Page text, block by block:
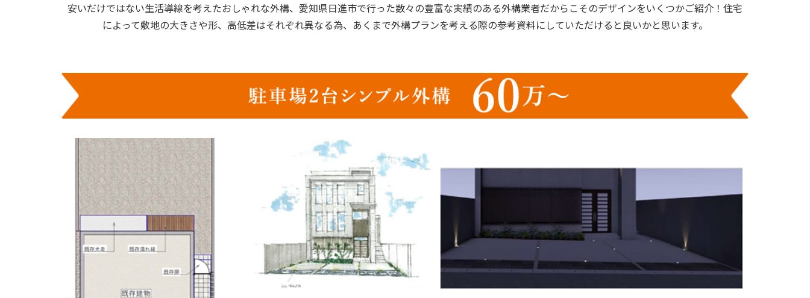
安いだけではない生活導線を考えたおしゃれな外構、愛知県日進市で行った数々の豊富な実績のある外構業者だからこそのデザインをいくつかご紹介！住宅
によって敷地の大きさや形、高低差はそれぞれ異なる為、あくまで外構プランを考える際の参考資料にしていただけると良いかと思います。